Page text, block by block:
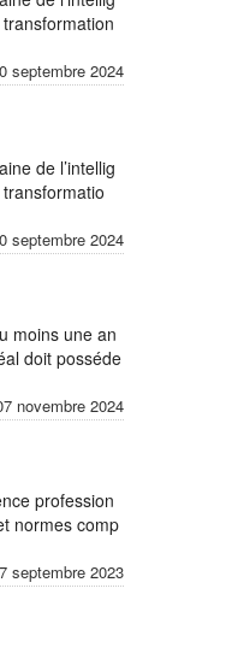
septembre 2024
de l’intellig
septembre 2024
moins une an
doit posséde
novembre 2024
profession
normes comp
septembre 2023